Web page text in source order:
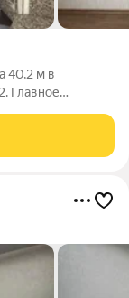
40,2 м в
Главное